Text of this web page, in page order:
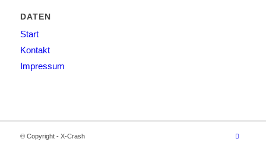
DATEN
Start
Kontakt
Impressum
© Copyright - X-Crash